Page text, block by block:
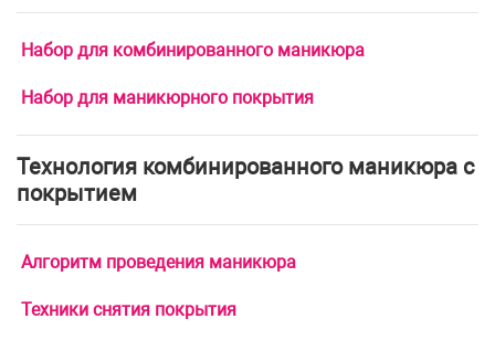
Набор для комбинированного маникюра
Набор для маникюрного покрытия
Технология комбинированного маникюра с
покрытием
Алгоритм проведения маникюра
Техники снятия покрытия